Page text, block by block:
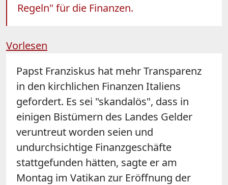
Regeln" für die Finanzen.
Vorlesen
Papst Franziskus hat mehr Transparenz
in den kirchlichen Finanzen Italiens
gefordert. Es sei "skandalös", dass in
einigen Bistümern des Landes Gelder
veruntreut worden seien und
undurchsichtige Finanzgeschäfte
stattgefunden hätten, sagte er am
Montag im Vatikan zur Eröffnung der